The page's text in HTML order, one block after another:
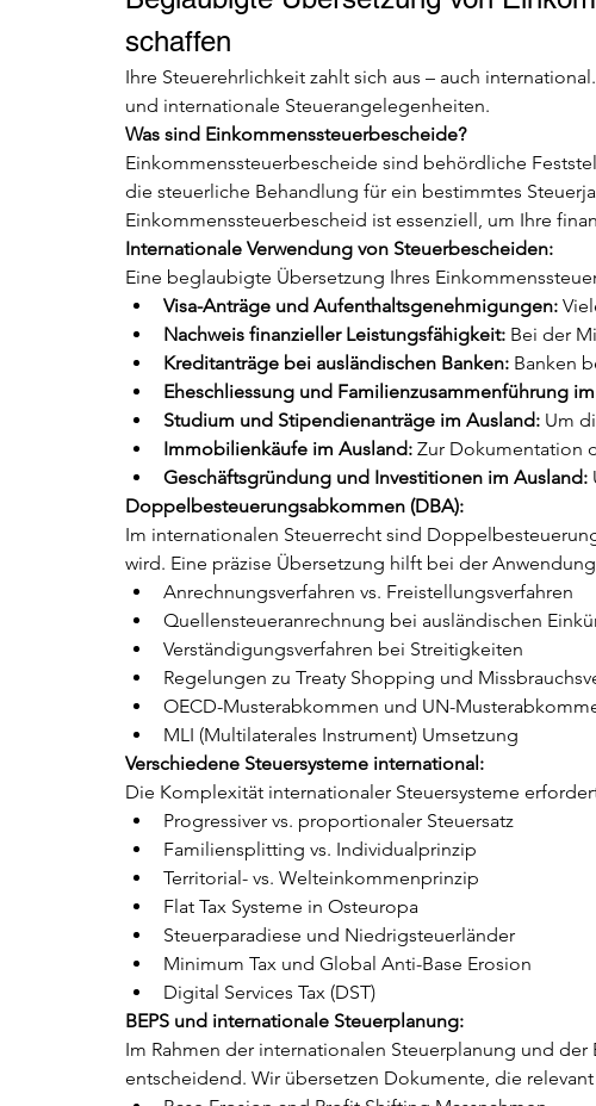
schaffen
Ihre Steuerehrlichkeit zahlt sich aus – auch
und internationale Steuerangelegenheiten.
Was sind Einkommenssteuerbescheide?
Einkommenssteuerbescheide sind behördliche
die steuerliche Behandlung für ein bestimmtes
Einkommenssteuerbescheid ist essenziell, um Ihre
Internationale Verwendung von Steuerbescheiden:
Eine beglaubigte Übersetzung Ihres
Visa-Anträge und Aufenthaltsgenehmigungen:
Nachweis finanzieller Leistungsfähigkeit: Bei der
Kreditanträge bei ausländischen Banken: Banken
Eheschliessung und Familienzusammenführung
Studium und Stipendienanträge im Ausland: Um
Immobilienkäufe im Ausland: Zur Dokumentation
Geschäftsgründung und Investitionen im Ausland:
Doppelbesteuerungsabkommen (DBA):
Im internationalen Steuerrecht sind
wird. Eine präzise Übersetzung hilft bei der
Anrechnungsverfahren vs. Freistellungsverfahren
Quellensteueranrechnung bei ausländischen
Verständigungsverfahren bei Streitigkeiten
Regelungen zu Treaty Shopping und
OECD-Musterabkommen und UN-
MLI (Multilaterales Instrument) Umsetzung
Verschiedene Steuersysteme international:
Die Komplexität internationaler Steuersysteme
Progressiver vs. proportionaler Steuersatz
Familiensplitting vs. Individualprinzip
Territorial- vs. Welteinkommenprinzip
Flat Tax Systeme in Osteuropa
Steuerparadiese und Niedrigsteuerländer
Minimum Tax und Global Anti-Base Erosion
Digital Services Tax (DST)
BEPS und internationale Steuerplanung:
Im Rahmen der internationalen Steuerplanung und
entscheidend. Wir übersetzen Dokumente, die